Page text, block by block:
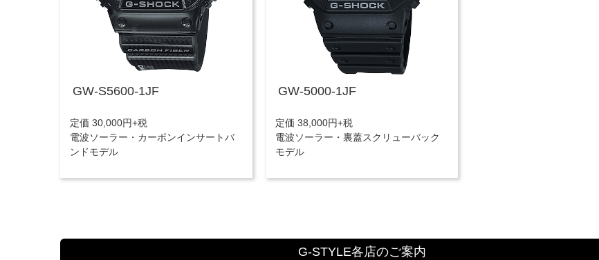
GW-S5600-1JF
定価 30,000円+税
電波ソーラー・カーボンインサートバ
ンドモデル
GW-5000-1JF
定価 38,000円+税
電波ソーラー・裏蓋スクリューバック
モデル
G-STYLE各店のご案内